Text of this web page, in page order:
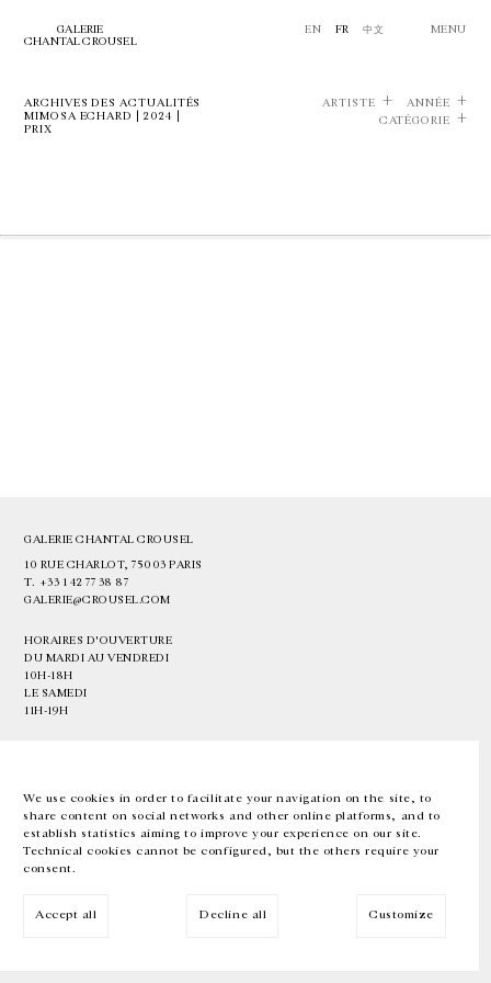
We use cookies in order to facilitate your navigation on the site, to
share content on social networks and other online platforms, and to
establish statistics aiming to improve your experience on our site.
Technical cookies cannot be configured, but the others require your
consent.
Accept all Decline all Customize
GALERIE
CHANTAL CROUSEL
EN FR 中文 MENU
ARCHIVES DES ACTUALITÉS
MIMOSA ECHARD | 2024 |
PRIX
ARTISTE
ANNÉE
CATÉGORIE
GALERIE CHANTAL CROUSEL
10 RUE CHARLOT, 75003 PARIS
T. +33 1 42 77 38 87
GALERIE@CROUSEL.COM
HORAIRES D'OUVERTURE
DU MARDI AU VENDREDI
10H-18H
LE SAMEDI
11H-19H
EN FR 中文 Facebook Instagram
Inscrivez-vous à notre newsletter